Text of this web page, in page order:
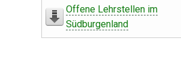
Offene Lehrstellen im
Südburgenland